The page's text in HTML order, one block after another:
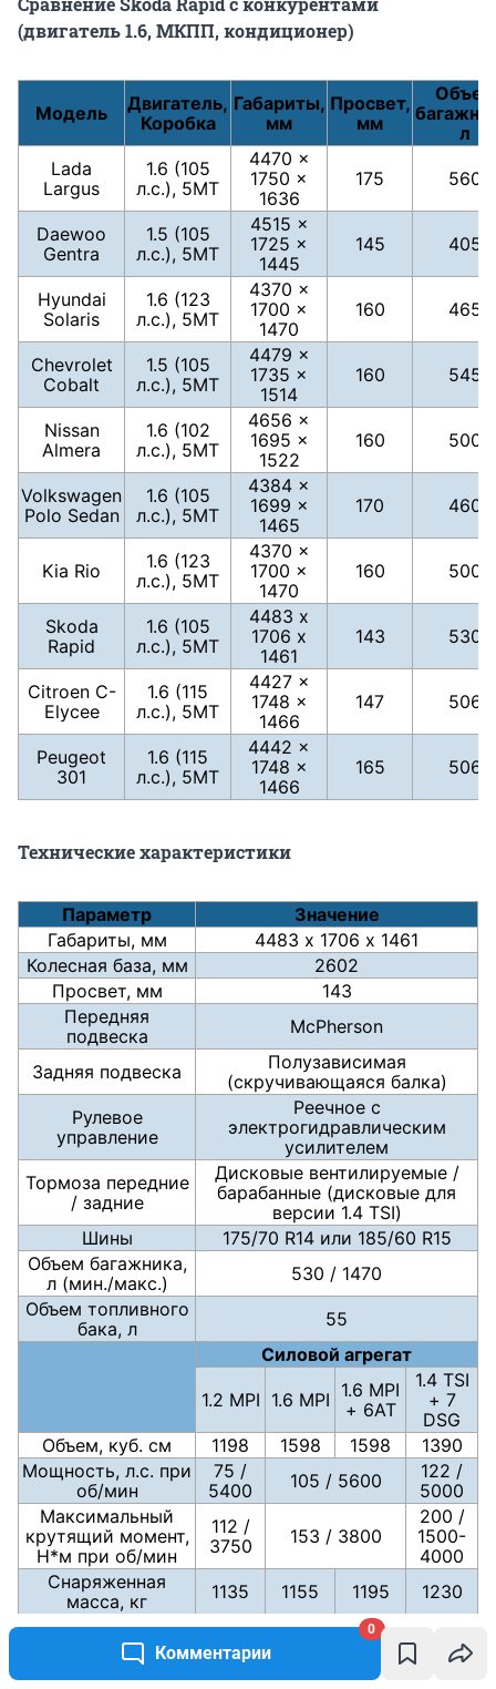
Комментарии
0
(двигатель 1.6, МКПП, кондиционер)
Модель
Двигатель,
Коробка
Габариты,
мм
Просвет,
мм
Объем
л
Lada
Largus
1.6 (105
л.с.), 5МТ
4470 ×
1750 ×
1636
175 560
Daewoo
Gentra
1.5 (105
л.с.), 5МТ
4515 ×
1725 ×
1445
145 405
Hyundai
Solaris
1.6 (123
л.с.), 5МТ
4370 ×
1700 ×
1470
160 465
Chevrolet
Cobalt
1.5 (105
л.с.), 5МТ
4479 ×
1735 ×
1514
160 545
Nissan
Almera
1.6 (102
л.с.), 5МТ
4656 ×
1695 ×
1522
160 500
Volkswagen
Polo Sedan
1.6 (105
л.с.), 5МТ
4384 ×
1699 ×
1465
170 460
Kia Rio
1.6 (123
л.с.), 5МТ
4370 ×
1700 ×
1470
160 500
Skoda
Rapid
1.6 (105
л.с.), 5МТ
4483 х
1706 х
1461
143 530
Citroen C-
Elycee
1.6 (115
л.с.), 5МТ
4427 ×
1748 ×
1466
147 506
Peugeot
301
1.6 (115
л.с.), 5МТ
4442 ×
1748 ×
1466
165 506
Технические характеристики
Параметр
Значение
Габариты, мм
4483 х 1706 х 1461
Колесная база, мм
2602
Просвет, мм
143
Передняя
подвеска
McPherson
Задняя подвеска
Полузависимая
(скручивающаяся балка)
Рулевое
управление
Реечное с
электрогидравлическим
усилителем
Тормоза передние
/ задние
Дисковые вентилируемые /
барабанные (дисковые для
версии 1.4 TSI)
Шины
175/70 R14 или 185/60 R15
Объем багажника,
л (мин./макс.)
530 / 1470
Объем топливного
бака, л
55
Силовой агрегат
1.2 MPI 1.6 MPI 1.6 MPI
+ 6АТ
1.4 TSI
+ 7
DSG
Объем, куб. см
1198 1598 1598
1390
Мощность, л.с. при
об/мин
75 /
5400
105 / 5600
122 /
5000
Максимальный
крутящий момент,
Н*м при об/мин
112 /
3750
153 / 3800
200 /
1500-
4000
Снаряженная
масса, кг
1135 1155 1195
1230
Грузоподъемность,
Максимальная
175 193 192